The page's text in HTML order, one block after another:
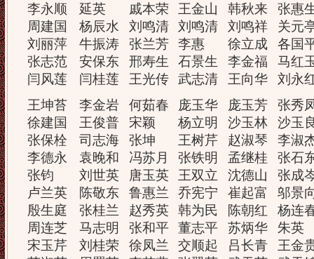
李永顺
周建国
刘丽萍
张志范
闫风莲
延英
杨辰水
牛振涛
安保东
闫桂莲
戚本荣
刘鸣清
张兰芳
邢寿生
王光传
王金山
刘鸣清
李惠
石景生
武志清
韩秋来
刘鸣祥
徐立成
李金福
王向华
张惠
关元
各国
马红
刘永
王坤苔
徐建国
张保栓
李德永
张钧
卢兰英
殷生庭
周连芝
宋玉芹
李金岩
王俊普
司志海
袁晚和
刘世英
陈敬东
张桂兰
马志明
刘桂荣
何茹春
宋颖
张坤
冯苏月
唐玉英
鲁惠兰
赵秀英
张和平
徐凤兰
庞玉华
杨立明
王树芹
张铁明
王双立
乔宪宁
韩为民
董志平
交顺起
庞玉芳
沙玉林
赵淑琴
孟继桂
沈德山
崔起富
陈朝红
苏炳华
吕长青
张秀
沙玉
李淑
张石
张成
邬景
杨连
朱英
王金